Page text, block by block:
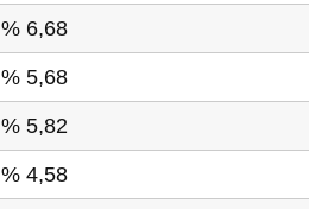
% 6,68
% 5,68
% 5,82
% 4,58